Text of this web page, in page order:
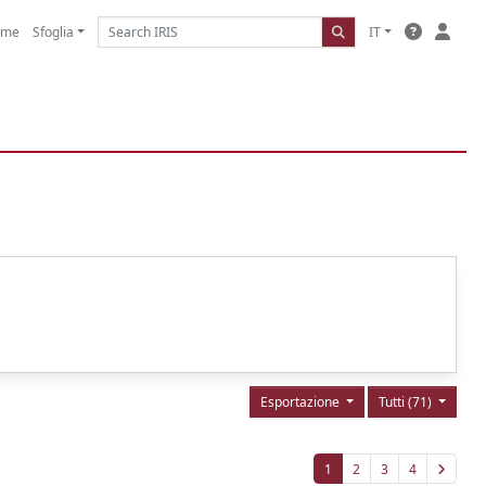
Sfoglia IT
Tutti (71)
Esportazione
1 2 3 4